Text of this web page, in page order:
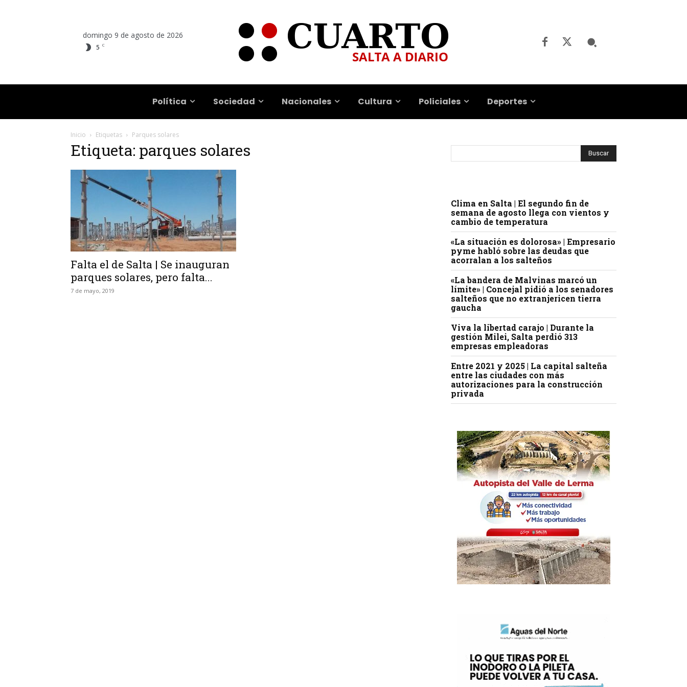
domingo 9 de agosto de 2026
5 C
Política Sociedad Nacionales Cultura Policiales Deportes
Inicio Etiquetas Parques solares
Etiqueta: parques solares
Falta el de Salta | Se inauguran
parques solares, pero falta...
7 de mayo, 2019
Clima en Salta | El segundo fin de
semana de agosto llega con vientos y
cambio de temperatura
«La situación es dolorosa» | Empresario
pyme habló sobre las deudas que
acorralan a los salteños
«La bandera de Malvinas marcó un
límite» | Concejal pidió a los senadores
salteños que no extranjericen tierra
gaucha
Viva la libertad carajo | Durante la
gestión Milei, Salta perdió 313
empresas empleadoras
Entre 2021 y 2025 | La capital salteña
entre las ciudades con más
autorizaciones para la construcción
privada